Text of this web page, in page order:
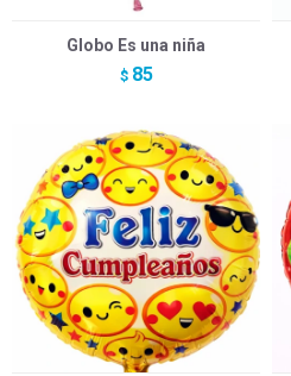
Globo Es una niña
$ 85